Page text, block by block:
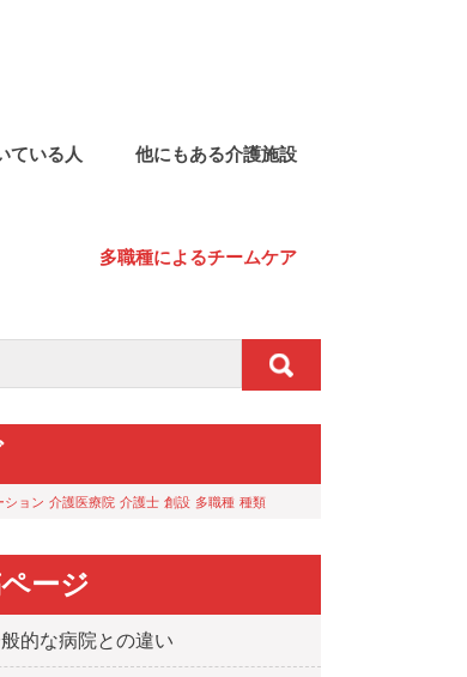
ている人 他にもある介護施設
多職種によるチームケア
ション 介護医療院 介護士 創設 多職種 種類
ージ
的な病院との違い